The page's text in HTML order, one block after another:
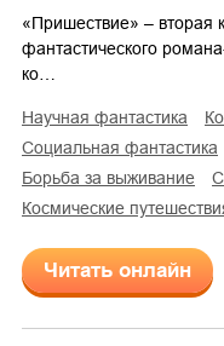
«Пришествие» – вторая
фантастического
ко…
научная фантастика
социальная фантастика
борьба за выживание
космические
Читать онлайн